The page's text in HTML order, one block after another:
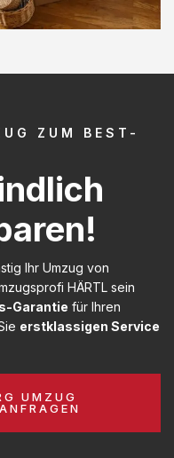
ZUM BEST-
Ihr Umzug von
HÄRTL sein
Garantie für Ihren
erstklassigen Service
UMZUG